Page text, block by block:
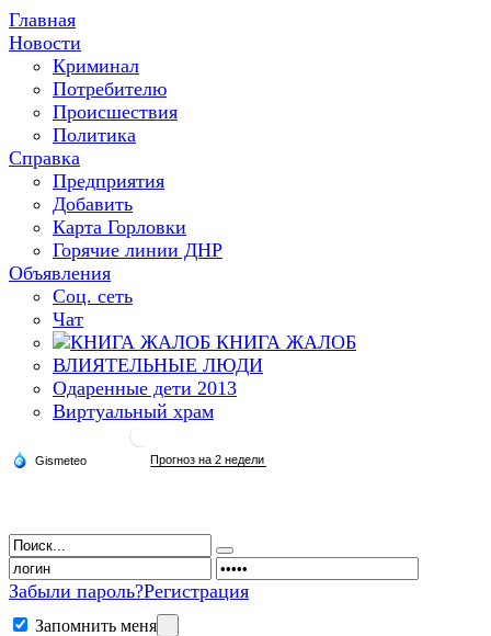
Главная
Новости
Криминал
Потребителю
Происшествия
Политика
Справка
Предприятия
Добавить
Карта Горловки
Горячие линии ДНР
Объявления
Соц. сеть
Чат
КНИГА ЖАЛОБ
ВЛИЯТЕЛЬНЫЕ ЛЮДИ
Одаренные дети 2013
Виртуальный храм
Забыли пароль?Регистрация
Запомнить меня